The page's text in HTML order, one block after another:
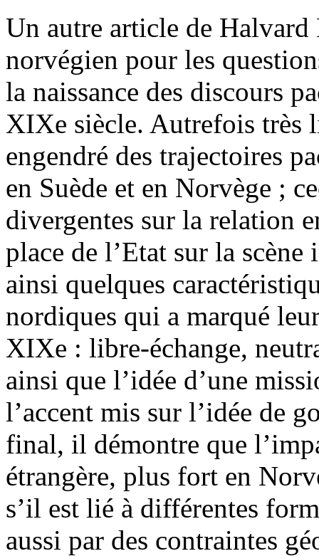
Un autre article de
norvégien pour les
la naissance des discours
XIXe siècle. Autrefois très
engendré des trajectoires
en Suède et en Norvège ;
divergentes sur la relation
place de l’Etat sur la
ainsi quelques
nordiques qui a marqué
XIXe : libre-échange,
ainsi que l’idée d’une
l’accent mis sur l’idée de
final, il démontre que
étrangère, plus fort en
s’il est lié à différentes
aussi par des contraintes